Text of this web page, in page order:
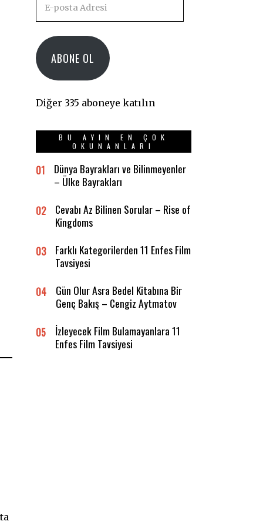
Adresi
ABONE OL
Diğer 335 aboneye katılın
BU AYIN EN ÇOK
OKUNANLARI
01
Dünya Bayrakları ve Bilinmeyenler
– Ülke Bayrakları
02
Cevabı Az Bilinen Sorular – Rise of
Kingdoms
03
Farklı Kategorilerden 11 Enfes Film
Tavsiyesi
04
Gün Olur Asra Bedel Kitabına Bir
Genç Bakış – Cengiz Aytmatov
05
İzleyecek Film Bulamayanlara 11
Enfes Film Tavsiyesi